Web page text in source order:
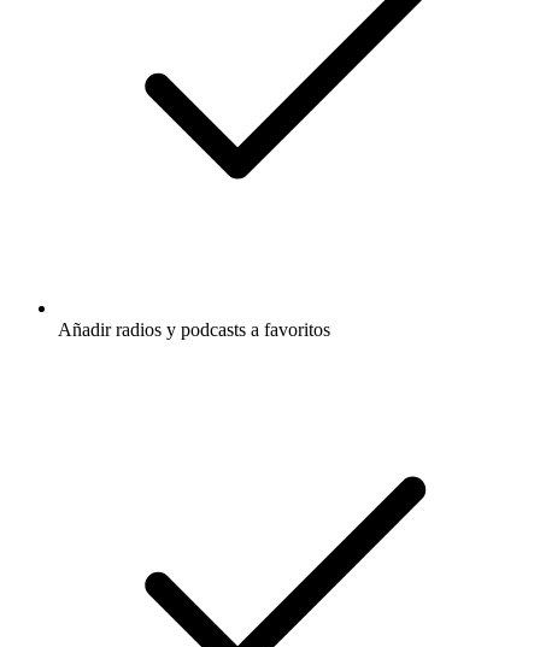
Añadir radios y podcasts a favoritos